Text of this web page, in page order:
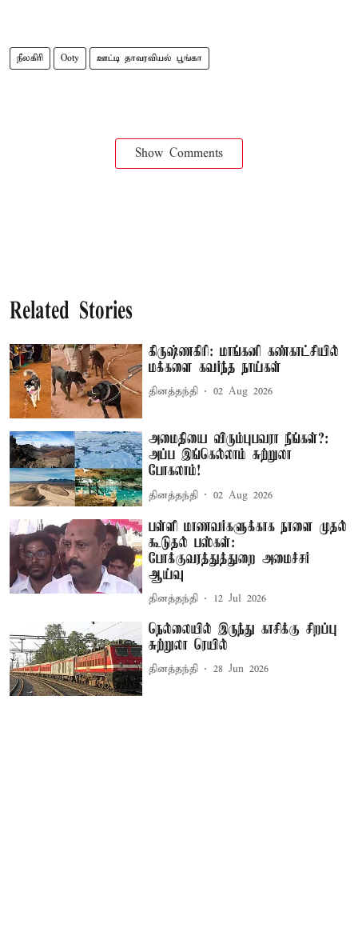
நீலகிரி Ooty ஊட்டி தாவரவியல் பூங்கா
Show Comments
Related Stories
கிருஷ்ணகிரி: மாங்கனி கண்காட்சியில்
மக்களை கவர்ந்த நாய்கள்
தினத்தந்தி 02 Aug 2026
அமைதியை விரும்புபவரா நீங்கள்?:
அப்ப இங்கெல்லாம் சுற்றுலா
போகலாம்!
தினத்தந்தி 02 Aug 2026
பள்ளி மாணவர்களுக்காக நாளை முதல்
கூடுதல் பஸ்கள்:
போக்குவரத்துத்துறை அமைச்சர்
ஆய்வு
தினத்தந்தி 12 Jul 2026
நெல்லையில் இருந்து காசிக்கு சிறப்பு
சுற்றுலா ரெயில்
தினத்தந்தி 28 Jun 2026